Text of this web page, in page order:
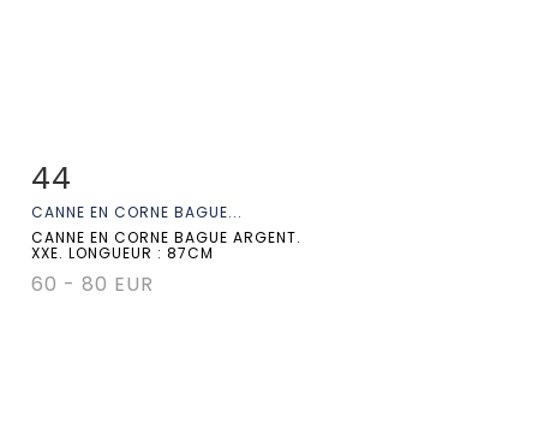
Fiche détaillée
44
CANNE EN CORNE BAGUE...
CANNE EN CORNE BAGUE ARGENT.
XXE. LONGUEUR : 87CM
60 - 80 EUR